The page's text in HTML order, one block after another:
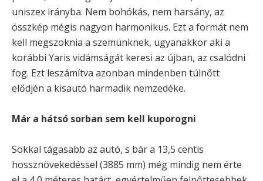
uniszex irányba. Nem bohókás, nem harsány, az
összkép mégis nagyon harmonikus. Ezt a formát nem
kell megszoknia a szemünknek, ugyanakkor aki a
korábbi Yaris vidámságát keresi az újban, az csalódni
fog. Ezt leszámítva azonban mindenben túlnőtt
elődjén a kisautó harmadik nemzedéke.
Már a hátsó sorban sem kell kuporogni
Sokkal tágasabb az autó, s bár a 13,5 centis
hossznövekedéssel (3885 mm) még mindig nem érte